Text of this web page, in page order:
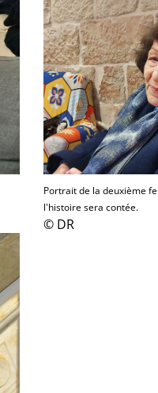
Portrait de la deuxième
l'histoire sera contée.
© DR